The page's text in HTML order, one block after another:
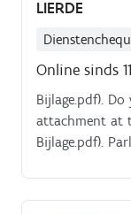
LIERDE
Online sinds
Bijlage.pdf).
attachment at
Bijlage.pdf).